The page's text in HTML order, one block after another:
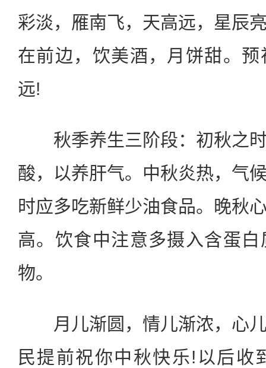
彩淡，雁南飞，天高远，星辰
在前边，饮美酒，月饼甜。
远!
秋季养生三阶段：初秋之时
酸，以养肝气。中秋炎热，气
时应多吃新鲜少油食品。晚秋
高。饮食中注意多摄入含蛋
物。
月儿渐圆，情儿渐浓，心儿
民提前祝你中秋快乐!以后收